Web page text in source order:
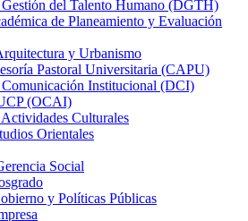
del Talento Humano (DGTH)
de Planeamiento y Evaluación
y Urbanismo
Pastoral Universitaria (CAPU)
Institucional (DCI)
(OCAI)
Culturales
Orientales
Social
y Políticas Públicas